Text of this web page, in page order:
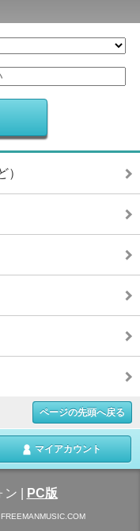
）
ページの先頭へ戻る
マイアカウント
ン PC版